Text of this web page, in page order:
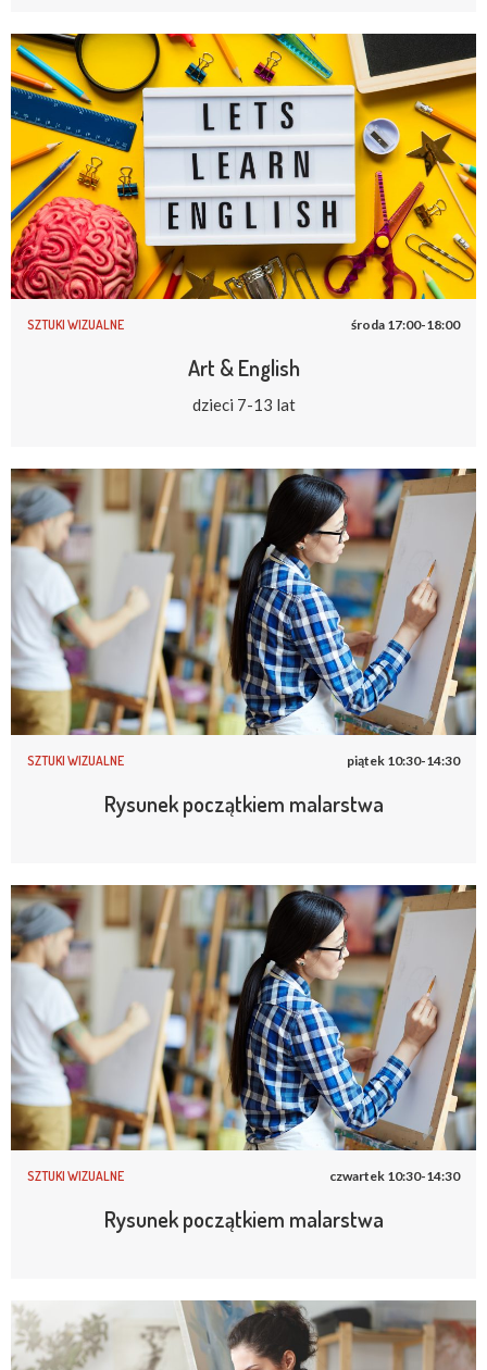
SZTUKI WIZUALNE środa 17:00-18:00
Art & English
dzieci 7-13 lat
SZTUKI WIZUALNE piątek 10:30-14:30
Rysunek początkiem malarstwa
SZTUKI WIZUALNE czwartek 10:30-14:30
Rysunek początkiem malarstwa